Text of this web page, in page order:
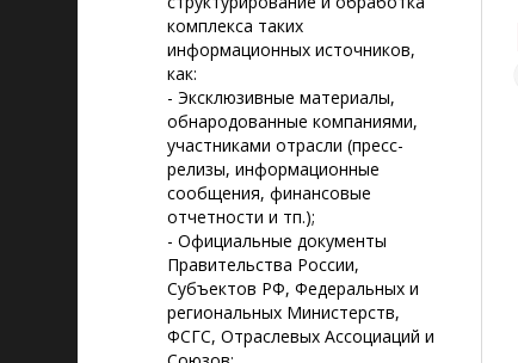
комплекса таких
информационных источников,
как:
- Эксклюзивные материалы,
обнародованные компаниями,
участниками отрасли (пресс-
релизы, информационные
сообщения, финансовые
отчетности и тп.);
- Официальные документы
Правительства России,
Субъектов РФ, Федеральных и
региональных Министерств,
ФСГС, Отраслевых Ассоциаций и